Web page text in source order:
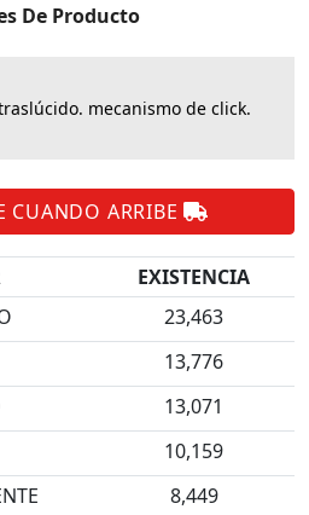
De Producto
mecanismo de click.
CUANDO ARRIBE
EXISTENCIA
23,463
13,776
13,071
10,159
8,449